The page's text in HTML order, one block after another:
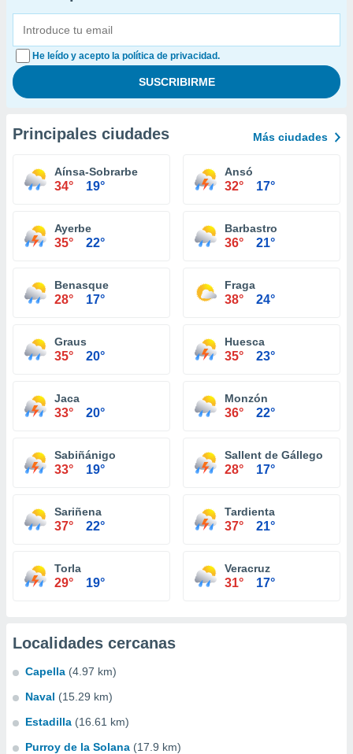
He leído y acepto la política de privacidad.
Principales ciudades Más ciudades
Aínsa-Sobrarbe
34° 19°
Ansó
32° 17°
Ayerbe
35° 22°
Barbastro
36° 21°
Benasque
28° 17°
Fraga
38° 24°
Graus
35° 20°
Huesca
35° 23°
Jaca
33° 20°
Monzón
36° 22°
Sabiñánigo
33° 19°
Sallent de Gállego
28° 17°
Sariñena
37° 22°
Tardienta
37° 21°
Torla
29° 19°
Veracruz
31° 17°
Localidades cercanas
Capella (4.97 km)
Naval (15.29 km)
Estadilla (16.61 km)
Purroy de la Solana (17.9 km)